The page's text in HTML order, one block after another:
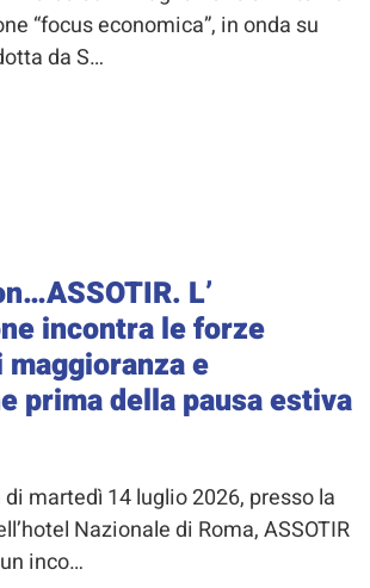
“focus economica”, in onda su
da S…
L’
incontra le forze
e
prima della pausa estiva
martedì 14 luglio 2026, presso la
Nazionale di Roma, ASSOTIR
inco…